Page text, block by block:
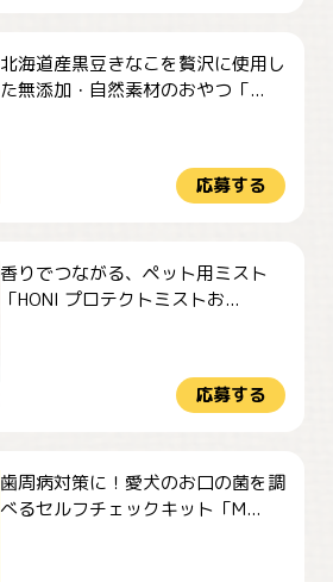
北海道産黒豆きなこを贅沢に使用し
た無添加・自然素材のおやつ「...
応募する
香りでつながる、ペット用ミスト
「HONI プロテクトミストお...
応募する
歯周病対策に！愛犬のお口の菌を調
べるセルフチェックキット「M...